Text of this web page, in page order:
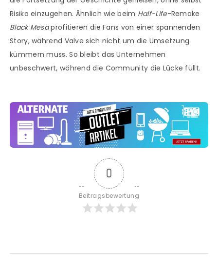
Risiko einzugehen. Ähnlich wie beim Half-Life-Remake
Black Mesaprofitieren die Fans von einer spannenden
Story, während Valve sich nicht um die Umsetzung
kümmern muss. So bleibt das Unternehmen
unbeschwert, während die Community die Lücke füllt.
0
Beitragsbewertung